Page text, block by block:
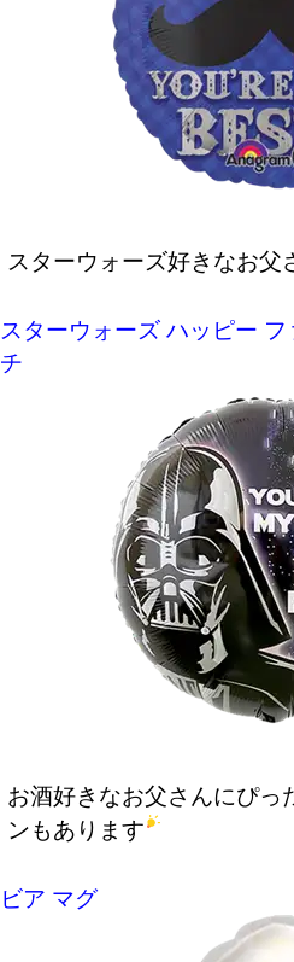
スターウォーズ好きなお父
スターウォーズ ハッピー
チ
お酒好きなお父さんにぴっ
ンもあります
ビア マグ